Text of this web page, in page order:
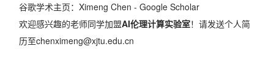
谷歌学术主页：‪Ximeng Chen‬ - ‪Google Scholar‬
欢迎感兴趣的老师同学加盟AI伦理计算实验室！请发送个人简
历至chenximeng@xjtu.edu.cn